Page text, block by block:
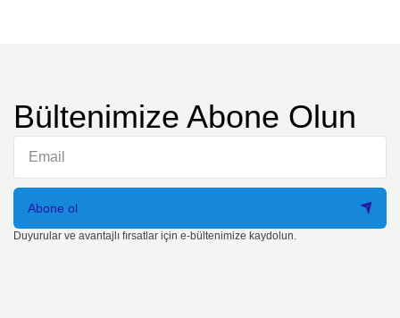
Bültenimize Abone Olun
Abone ol
Duyurular ve avantajlı fırsatlar için e-bültenimize kaydolun.